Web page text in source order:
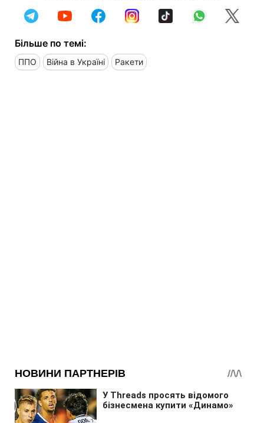
Більше по темі:
ППО Війна в Україні Ракети